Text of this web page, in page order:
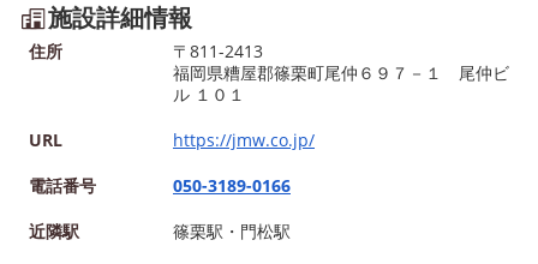
施設詳細情報
住所
〒811-2413
福岡県糟屋郡篠栗町尾仲６９７－１ 尾仲ビ
ル １０１
URL
https://jmw.co.jp/
電話番号
050-3189-0166
近隣駅
篠栗駅・門松駅